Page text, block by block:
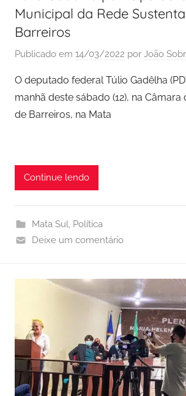
Municipal da Rede
Barreiros
Publicado em 14/03/2022 por João
O deputado federal Túlio Gadêlha
manhã deste sábado (12), na Câmara
de Barreiros, na Mata
Continue lendo
Mata Sul, Política
Deixe um comentário